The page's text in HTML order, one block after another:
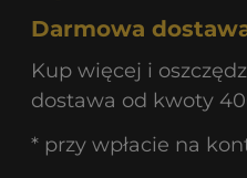
Darmowa
Kup więcej i
dostawa od kwoty
* przy wpłacie na